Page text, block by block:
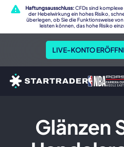
Haftungsausschluss:CFDs sind
der Hebelwirkung ein hohes Risiko,
überlegen, ob Sie die Funktionsweise
leisten können, das hohe Risiko
LIVE-KONTO
Glänzen